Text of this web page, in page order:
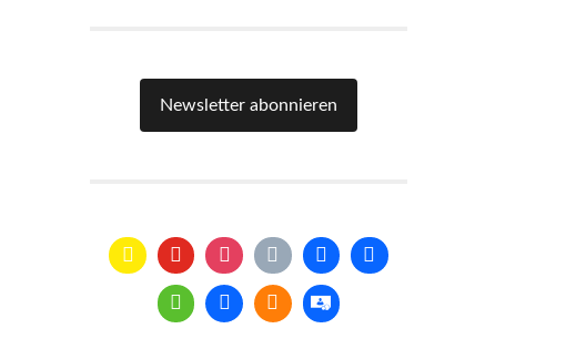
Newsletter abonnieren